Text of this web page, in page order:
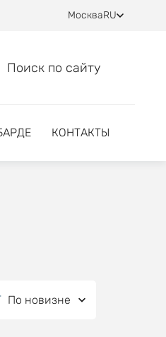
МоскваRU
Поиск по сайту
КОНТАКТЫ
По новизне